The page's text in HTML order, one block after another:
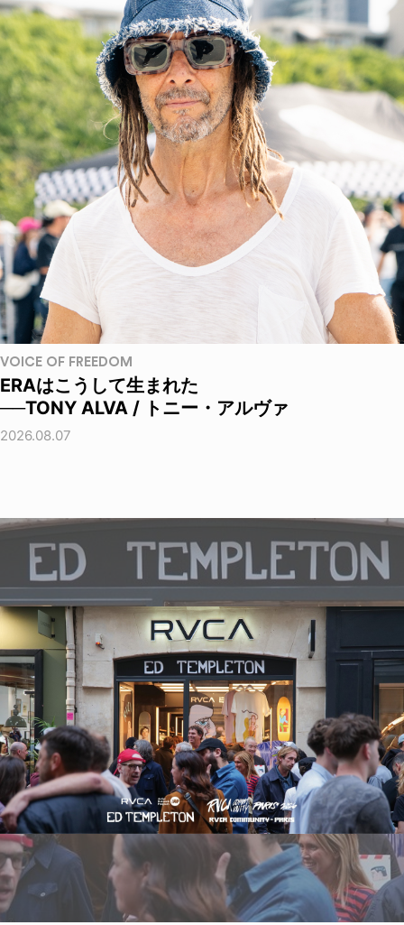
VOICE OF FREEDOM
ERAはこうして生まれた
──TONY ALVA / トニー・アルヴァ
2026.08.07